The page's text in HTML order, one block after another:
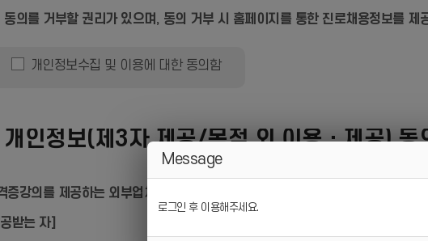
동의를 거부할 권리가 있으며, 동의 거부 시 홈페이지를 통한 진로채용정보를
개인정보수집 및 이용에 대한 동의함
개인정보(제3자 제공/목적 외 이용ㆍ제공) 동
증강의를 제공하는 외부업체(AI면접플랫폼) 서비스 이용을 위해 개인정보를 수
공받는 자]
Message
로그인 후 이용해주세요.